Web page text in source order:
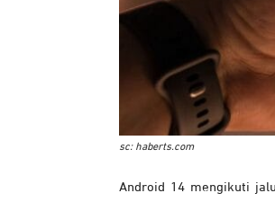
sc: haberts.com
Android 14 mengikuti